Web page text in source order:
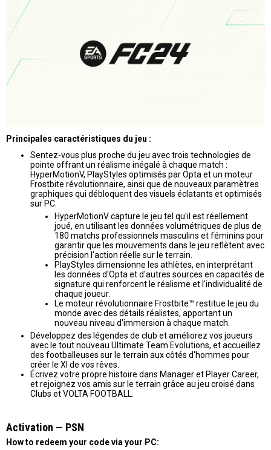
Principales caractéristiques du jeu :
Sentez-vous plus proche du jeu avec trois technologies de
pointe offrant un réalisme inégalé à chaque match :
HyperMotionV, PlayStyles optimisés par Opta et un moteur
Frostbite révolutionnaire, ainsi que de nouveaux paramètres
graphiques qui débloquent des visuels éclatants et optimisés
sur PC.
HyperMotionV capture le jeu tel qu'il est réellement
joué, en utilisant les données volumétriques de plus de
180 matchs professionnels masculins et féminins pour
garantir que les mouvements dans le jeu reflètent avec
précision l'action réelle sur le terrain.
PlayStyles dimensionne les athlètes, en interprétant
les données d'Opta et d'autres sources en capacités de
signature qui renforcent le réalisme et l'individualité de
chaque joueur.
Le moteur révolutionnaire Frostbite™ restitue le jeu du
monde avec des détails réalistes, apportant un
nouveau niveau d'immersion à chaque match.
Développez des légendes de club et améliorez vos joueurs
avec le tout nouveau Ultimate Team Evolutions, et accueillez
des footballeuses sur le terrain aux côtés d'hommes pour
créer le XI de vos rêves.
Écrivez votre propre histoire dans Manager et Player Career,
et rejoignez vos amis sur le terrain grâce au jeu croisé dans
Clubs et VOLTA FOOTBALL.
Activation — PSN
How to redeem your code via your PC: